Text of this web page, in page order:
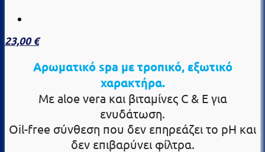
23,00€
Αρωματικό spa με τροπικό, εξωτικό
χαρακτήρα.
Με aloe vera και βιταμίνες C & E για
ενυδάτωση.
Oil-free σύνθεση που δεν επηρεάζει το pH και
δεν επιβαρύνει φίλτρα.